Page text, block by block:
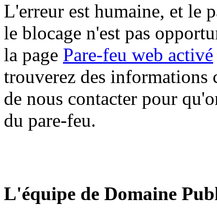
L'erreur est humaine, et le
le blocage n'est pas
la page Pare-feu web activé
trouverez des informations
de nous contacter pour
du pare-feu.
L'équipe de Domaine